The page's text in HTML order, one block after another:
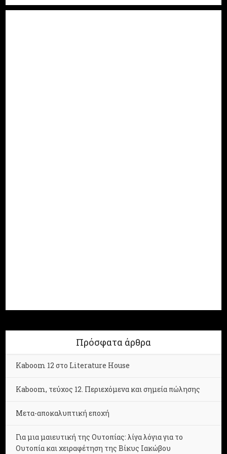
Πρόσφατα άρθρα
Kaboom 12 στο Literature House
Kaboom, τεύχος 12. Περιεχόμενα και σημεία πώλησης
Μετα-αποκαλυπτική εποχή
Για μια μαιευτική της Ουτοπίας: λίγα λόγια για το
Ουτοπία και χειραφέτηση της Βίκυς Ιακώβου